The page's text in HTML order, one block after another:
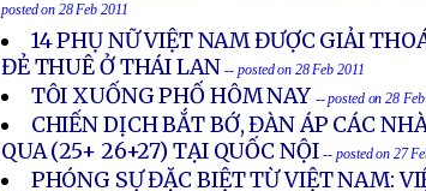
posted on 28 Feb 2011
14 PHỤ NỮ VIỆT NAM ĐƯỢC GIẢI
ĐẺ THUÊ Ở THÁI LAN -- posted on 28 Feb 2011
TÔI XUỐNG PHỐ HÔM NAY -- posted on 28 Feb
CHIẾN DỊCH BẮT BỚ, ĐÀN ÁP CÁC
QUA (25+ 26+27) TẠI QUỐC NỘI -- posted on 27
PHÓNG SỰ ĐẶC BIỆT TỪ VIỆT NAM: